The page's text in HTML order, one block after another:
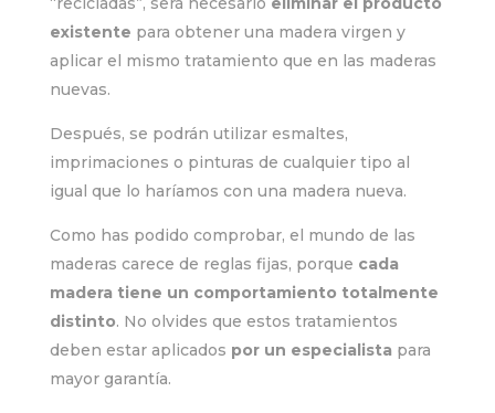
existente para obtener una madera virgen y
aplicar el mismo tratamiento que en las maderas
nuevas.
Después, se podrán utilizar esmaltes,
imprimaciones o pinturas de cualquier tipo al
igual que lo haríamos con una madera nueva.
Como has podido comprobar, el mundo de las
maderas carece de reglas fijas, porque cada
madera tiene un comportamiento totalmente
distinto. No olvides que estos tratamientos
deben estar aplicados por un especialistapara
mayor garantía.